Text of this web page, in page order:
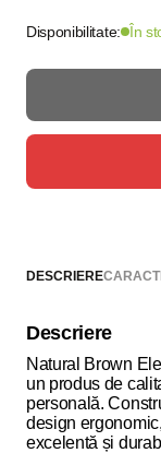
Disponibilitate: În
DESCRIERE
Descriere
Natural Brown
un produs de
personală.
design
excelentă și